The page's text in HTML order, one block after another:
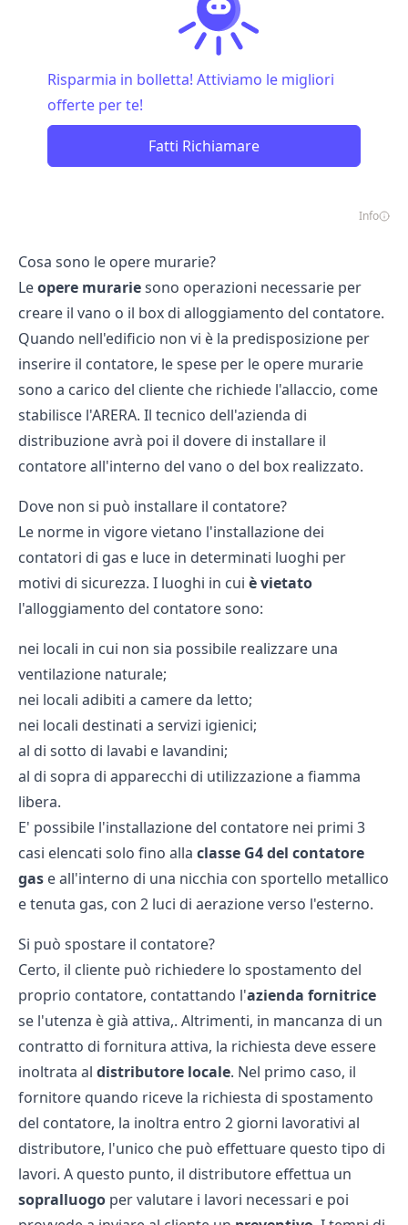
Risparmia in bolletta! Attiviamo le migliori
offerte per te!
Fatti Richiamare
Info
Cosa sono le opere murarie?
Leopere murariesono operazioni necessarie per
creare il vano o il box di alloggiamento del contatore.
Quando nell'edificio non vi è la predisposizione per
inserire il contatore, le spese per le opere murarie
sono a carico del cliente che richiede l'allaccio, come
stabilisce l'ARERA. Il tecnico dell'azienda di
distribuzione avrà poi il dovere di installare il
contatore all'interno del vano o del box realizzato.
Dove non si può installare il contatore?
Le norme in vigore vietano l'installazione dei
contatori di gas e luce in determinati luoghi per
motivi di sicurezza. I luoghi in cui è vietato
l'alloggiamento del contatore sono:
nei locali in cui non sia possibile realizzare una
ventilazione naturale;
nei locali adibiti a camere da letto;
nei locali destinati a servizi igienici;
al di sotto di lavabi e lavandini;
al di sopra di apparecchi di utilizzazione a fiamma
libera.
E' possibile l'installazione del contatore nei primi 3
casi elencati solo fino alla classe G4 del contatore
gas e all'interno di una nicchia con sportello metallico
e tenuta gas, con 2 luci di aerazione verso l'esterno.
Si può spostare il contatore?
Certo, il cliente può richiedere lo spostamento del
proprio contatore, contattando l'azienda fornitrice
se l'utenza è già attiva,. Altrimenti, in mancanza di un
contratto di fornitura attiva, la richiesta deve essere
inoltrata al distributore locale. Nel primo caso, il
fornitore quando riceve la richiesta di spostamento
del contatore, la inoltra entro 2 giorni lavorativi al
distributore, l'unico che può effettuare questo tipo di
lavori. A questo punto, il distributore effettua un
sopralluogo per valutare i lavori necessari e poi